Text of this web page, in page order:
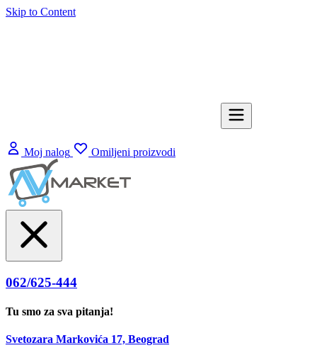
Skip to Content
Moj nalog Omiljeni proizvodi
062/625-444
Tu smo za sva pitanja!
Svetozara Markovića 17, Beograd